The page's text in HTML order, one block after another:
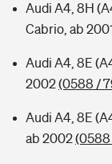
Audi A4, 8H
Cabrio, ab
Audi A4, 8E
2002(0588 /
Audi A4, 8E
ab 2002(0588